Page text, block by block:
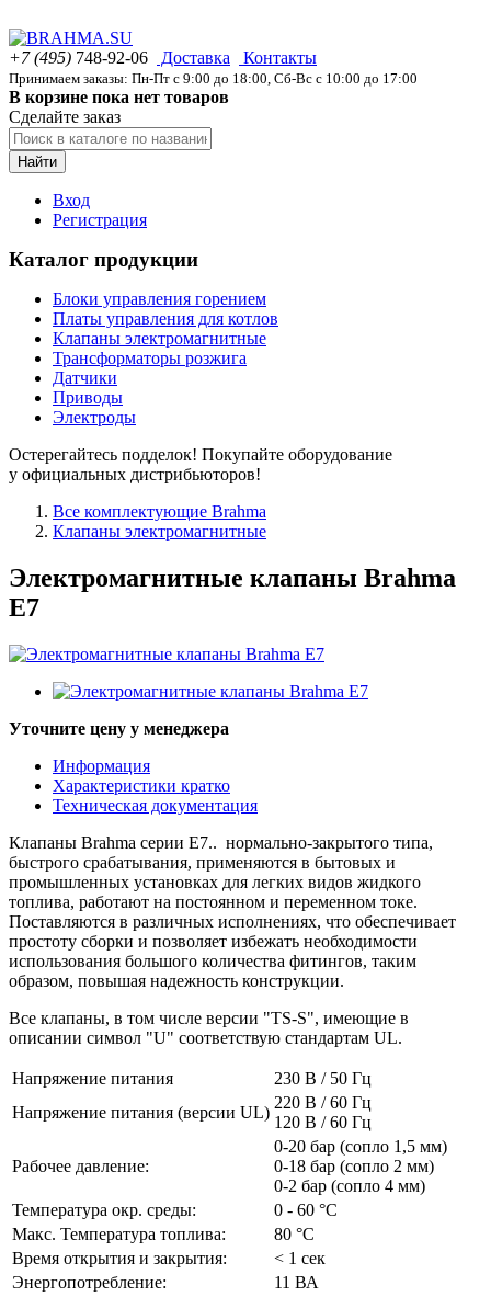
+7 (495) 748-92-06 Доставка Контакты
Принимаем заказы: Пн-Пт с 9:00 до 18:00, Сб-Вс с 10:00 до 17:00
В корзине пока нет товаров
Сделайте заказ
Найти
Вход
Регистрация
Каталог продукции
Блоки управления горением
Платы управления для котлов
Клапаны электромагнитные
Трансформаторы розжига
Датчики
Приводы
Электроды
Остерегайтесь подделок! Покупайте оборудование
у официальных дистрибьюторов!
Все комплектующие Brahma
Клапаны электромагнитные
Электромагнитные клапаны Brahma
E7
Уточните цену у менеджера
Информация
Характеристики кратко
Техническая документация
Клапаны Brahma серии E7.. нормально-закрытого типа,
быстрого срабатывания, применяются в бытовых и
промышленных установках для легких видов жидкого
топлива, работают на постоянном и переменном токе.
Поставляются в различных исполнениях, что обеспечивает
простоту сборки и позволяет избежать необходимости
использования большого количества фитингов, таким
образом, повышая надежность конструкции.
Все клапаны, в том числе версии "TS-S", имеющие в
описании символ "U" соответствую стандартам UL.
Напряжение питания
230 В / 50 Гц
Напряжение питания (версии UL)
220 В / 60 Гц
120 В / 60 Гц
Рабочее давление:
0-20 бар (сопло 1,5 мм)
0-18 бар (сопло 2 мм)
0-2 бар (сопло 4 мм)
Температура окр. среды:
0 - 60 °С
Макс. Температура топлива:
80 °С
Время открытия и закрытия:
< 1 сек
Энергопотребление:
11 ВА